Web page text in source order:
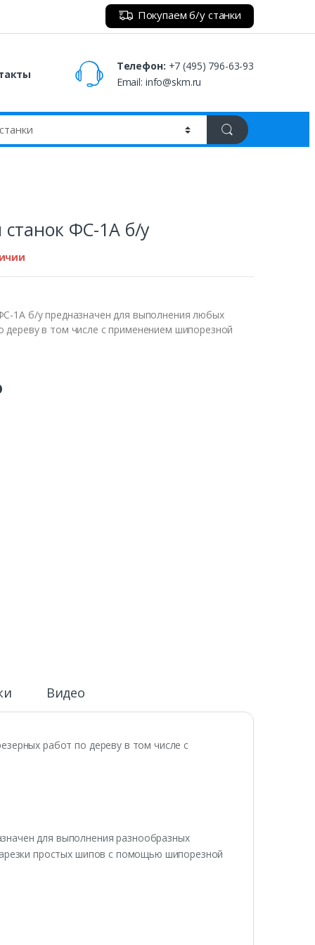
Покупаем б/у станки
Телефон: +7 (495) 796-63-93
Email: info@skm.ru
ФС-1А б/у
1А б/у предназначен для выполнения любых
дереву в том числе с применением шипорезной
Видео
работ по дереву в том числе с
для выполнения разнообразных
простых шипов с помощью шипорезной